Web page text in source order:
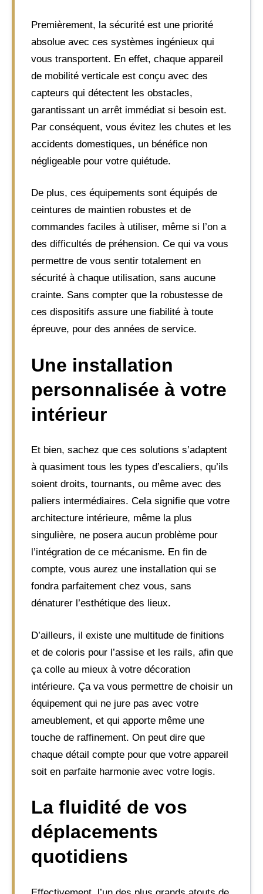
Premièrement, la sécurité est une priorité
absolue avec ces systèmes ingénieux qui
vous transportent. En effet, chaque appareil
de mobilité verticale est conçu avec des
capteurs qui détectent les obstacles,
garantissant un arrêt immédiat si besoin est.
Par conséquent, vous évitez les chutes et les
accidents domestiques, un bénéfice non
négligeable pour votre quiétude.
De plus, ces équipements sont équipés de
ceintures de maintien robustes et de
commandes faciles à utiliser, même si l’on a
des difficultés de préhension. Ce qui va vous
permettre de vous sentir totalement en
sécurité à chaque utilisation, sans aucune
crainte. Sans compter que la robustesse de
ces dispositifs assure une fiabilité à toute
épreuve, pour des années de service.
Une installation
personnalisée à votre
intérieur
Et bien, sachez que ces solutions s’adaptent
à quasiment tous les types d’escaliers, qu’ils
soient droits, tournants, ou même avec des
paliers intermédiaires. Cela signifie que votre
architecture intérieure, même la plus
singulière, ne posera aucun problème pour
l’intégration de ce mécanisme. En fin de
compte, vous aurez une installation qui se
fondra parfaitement chez vous, sans
dénaturer l’esthétique des lieux.
D’ailleurs, il existe une multitude de finitions
et de coloris pour l’assise et les rails, afin que
ça colle au mieux à votre décoration
intérieure. Ça va vous permettre de choisir un
équipement qui ne jure pas avec votre
ameublement, et qui apporte même une
touche de raffinement. On peut dire que
chaque détail compte pour que votre appareil
soit en parfaite harmonie avec votre logis.
La fluidité de vos
déplacements
quotidiens